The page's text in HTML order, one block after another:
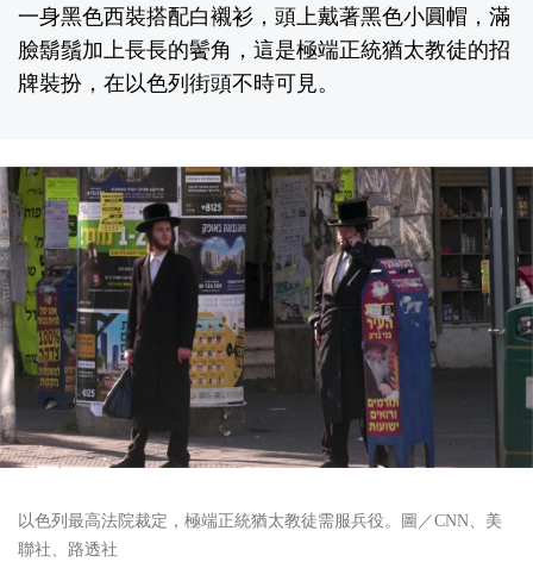
一身黑色西裝搭配白襯衫，頭上戴著黑色小圓帽，滿
臉鬍鬚加上長長的鬢角，這是極端正統猶太教徒的招
牌裝扮，在以色列街頭不時可見。
以色列最高法院裁定，極端正統猶太教徒需服兵役。圖／CNN、美
聯社、路透社